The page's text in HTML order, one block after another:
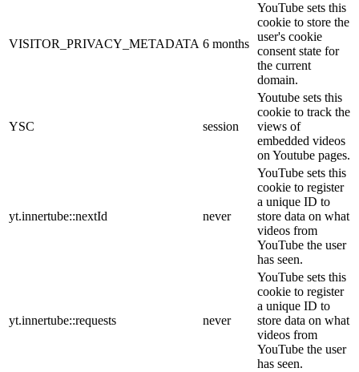
VISITOR_PRIVACY_METADATA 6 months
YouTube sets this
cookie to store the
user's cookie
consent state for
the current
domain.
YSC session
Youtube sets this
cookie to track the
views of
embedded videos
on Youtube pages.
yt.innertube::nextId never
YouTube sets this
cookie to register
a unique ID to
store data on what
videos from
YouTube the user
has seen.
yt.innertube::requests never
YouTube sets this
cookie to register
a unique ID to
store data on what
videos from
YouTube the user
has seen.